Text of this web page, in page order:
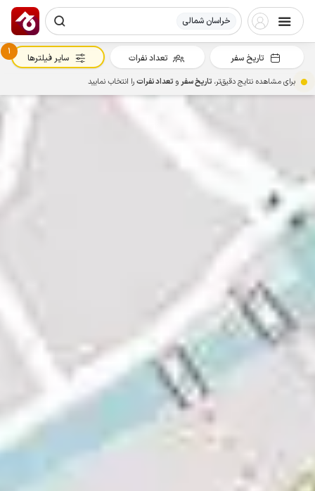
خراسان شمالی
تاریخ سفر تعداد نفرات
1
سایر فیلترها
برای مشاهده نتایج دقیق‌تر، تاریخ سفرو تعداد نفراترا انتخاب نمایید